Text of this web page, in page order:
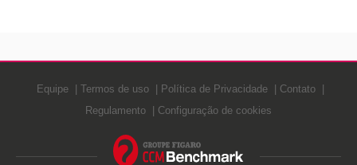
Equipe Termos de uso Política de Privacidade
Contato
Regulamento
Configuração de cookies